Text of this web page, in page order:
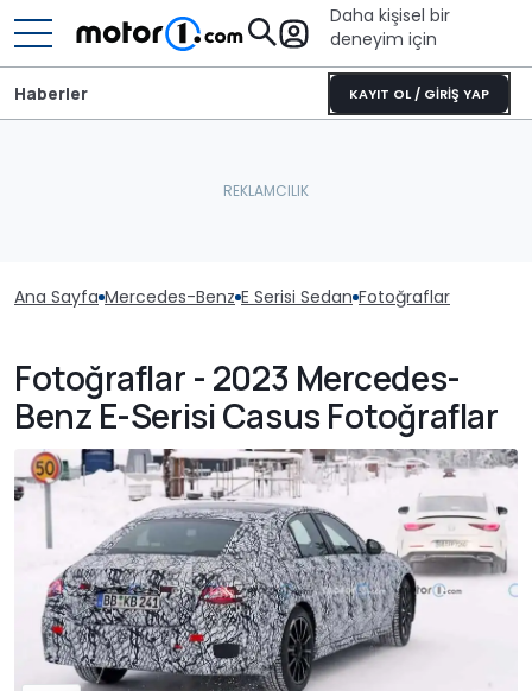
Daha kişisel bir
deneyim için
KAYIT OL / GİRİŞ YAP
Haberler
Ana Sayfa Mercedes-Benz E Serisi Sedan Fotoğraflar
Fotoğraflar - 2023 Mercedes-
Benz E-Serisi Casus Fotoğraflar